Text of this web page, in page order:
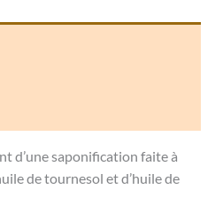
d’une saponification faite à
de tournesol et d’huile de